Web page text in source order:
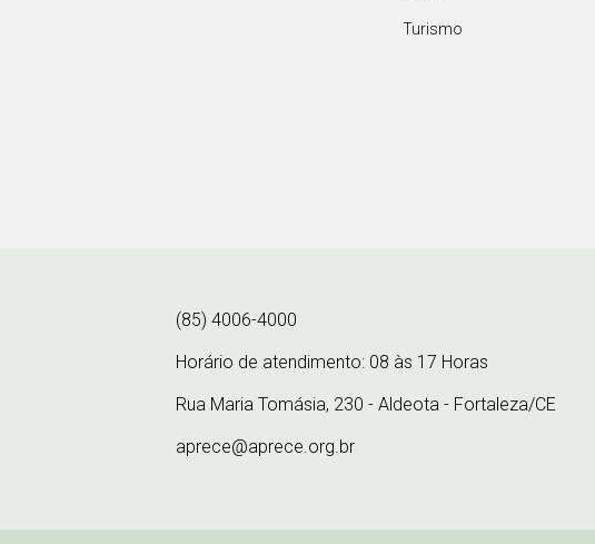
Turismo
(85) 4006-4000
Horário de atendimento: 08 às 17 Horas
Rua Maria Tomásia, 230 - Aldeota - Fortaleza/CE
aprece@aprece.org.br